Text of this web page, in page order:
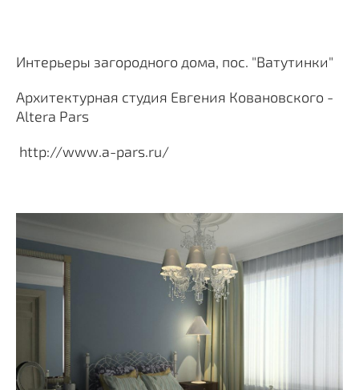
Интерьеры загородного дома, пос. "Ватутинки"
Архитектурная студия Евгения Ковановского -
Altera Pars
http://www.a-pars.ru/